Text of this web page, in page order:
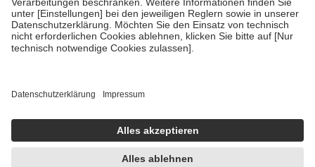
GKV getragen werden
• empfohlenen Schutzimpfungen
• Harn- und Blutteststreifen
getroffen, um sicherzustellen, dass es sich um echte Bewertungen
https://help.etrusted.com/hc/de/articles/4419944605341
Einige Bilder und Inhalte wurden unter Zuhilfenahme künstlicher